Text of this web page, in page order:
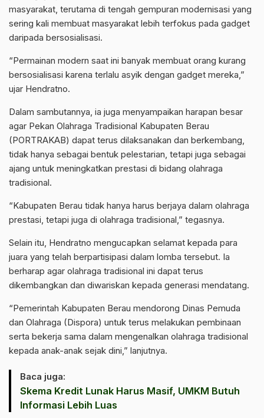
masyarakat, terutama di tengah gempuran modernisasi yang
sering kali membuat masyarakat lebih terfokus pada gadget
daripada bersosialisasi.
“Permainan modern saat ini banyak membuat orang kurang
bersosialisasi karena terlalu asyik dengan gadget mereka,”
ujar Hendratno.
Dalam sambutannya, ia juga menyampaikan harapan besar
agar Pekan Olahraga Tradisional Kabupaten Berau
(PORTRAKAB) dapat terus dilaksanakan dan berkembang,
tidak hanya sebagai bentuk pelestarian, tetapi juga sebagai
ajang untuk meningkatkan prestasi di bidang olahraga
tradisional.
“Kabupaten Berau tidak hanya harus berjaya dalam olahraga
prestasi, tetapi juga di olahraga tradisional,” tegasnya.
Selain itu, Hendratno mengucapkan selamat kepada para
juara yang telah berpartisipasi dalam lomba tersebut. Ia
berharap agar olahraga tradisional ini dapat terus
dikembangkan dan diwariskan kepada generasi mendatang.
“Pemerintah Kabupaten Berau mendorong Dinas Pemuda
dan Olahraga (Dispora) untuk terus melakukan pembinaan
serta bekerja sama dalam mengenalkan olahraga tradisional
kepada anak-anak sejak dini,” lanjutnya.
Baca juga:
Skema Kredit Lunak Harus Masif, UMKM Butuh
Informasi Lebih Luas